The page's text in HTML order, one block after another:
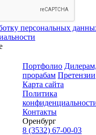
персональных
Портфолио Дилерам,
прорабам Претензии
Карта сайта
Политика
Контакты
Оренбург
8 (3532) 67-00-03